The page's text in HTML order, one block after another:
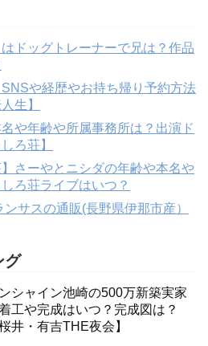
ドッグトレーナーで兄は？作品
や経歴やお持ち帰り予約方法
生】
や年齢や所属事務所は？出演ド
ろ荘】
さーやとニシダの年齢や本名や
ろ荘ライブはいつ？
サスの通販(長野県伊那市産）
グ
シャイン池崎の500万新築実家
工や完成はいつ？完成図は？
桜井・有吉THE夜会】